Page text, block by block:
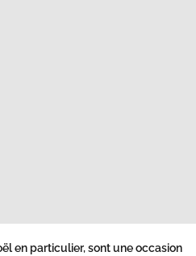
en particulier, sont une occasion